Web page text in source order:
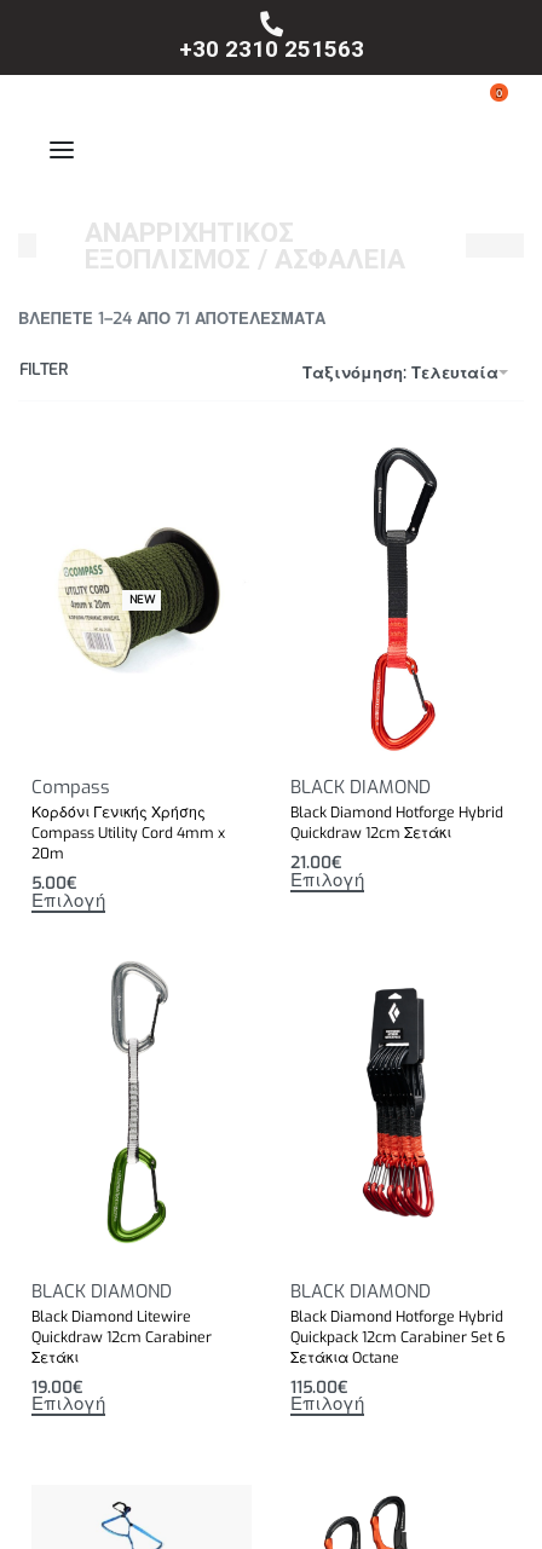
+30 2310 251563
0
ΑΝΑΡΡΙΧΗΤΙΚΟΣ
ΕΞΟΠΛΙΣΜΟΣ / ΑΣΦΑΛΕΙΑ
ΒΛΈΠΕΤΕ 1–24 ΑΠΌ 71 ΑΠΟΤΕΛΈΣΜΑΤΑ
Ταξινόμηση: Τελευταία
FILTER
NEW
Compass
Κορδόνι Γενικής Χρήσης
Compass Utility Cord 4mm x
20m
5.00€
Επιλογή
BLACK DIAMOND
Black Diamond Hotforge Hybrid
Quickdraw 12cm Σετάκι
21.00€
Επιλογή
BLACK DIAMOND
Black Diamond Litewire
Quickdraw 12cm Carabiner
Σετάκι
19.00€
Επιλογή
BLACK DIAMOND
Black Diamond Hotforge Hybrid
Quickpack 12cm Carabiner Set 6
Σετάκια Octane
115.00€
Επιλογή